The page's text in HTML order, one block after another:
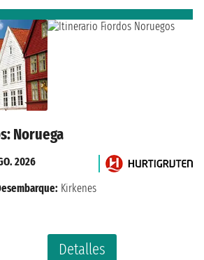
Noruega
Detalles
2026
Kirkenes